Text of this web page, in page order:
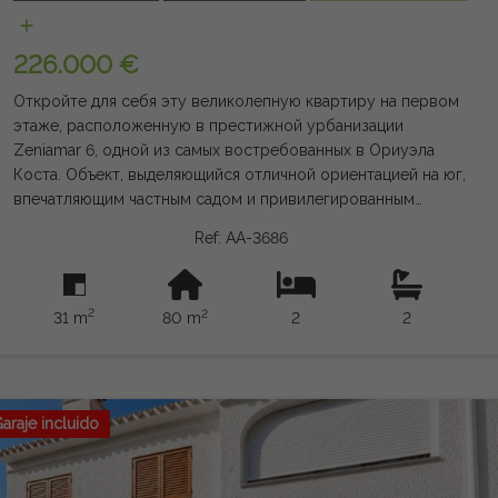
226.000 €
Откройте для себя эту великолепную квартиру на первом
этаже, расположенную в престижной урбанизации
Zeniamar 6, одной из самых востребованных в Ориуэла
Коста. Объект, выделяющийся отличной ориентацией на юг,
впечатляющим частным садом и привилегированным
круглый год, так и для отдыха или инвестиций с высоким
спросом на аренду. Объект предлагает комфортную и
функциональную планировку: 2 большие спальни, 2
полноценные ванные комнаты с подогревом, светлая
Главный герой — впечатляющая частная садовая терраса,
выходящая на юг, идеальное место для наслаждения
средиземноморским климатом круглый год. Здесь
достаточно места для столовой, открытой лаунж-зоны,
Ref: AA-3686
31 m2 80 m2 2 2
incluido